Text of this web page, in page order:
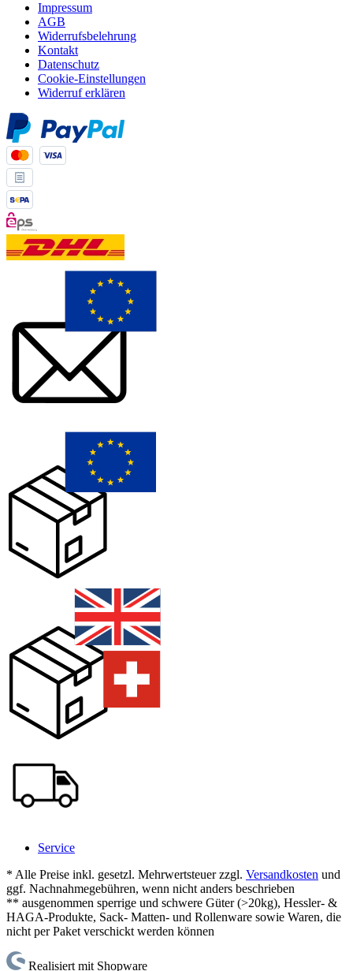
Impressum
AGB
Widerrufsbelehrung
Kontakt
Datenschutz
Cookie-Einstellungen
Widerruf erklären
Service
* Alle Preise inkl. gesetzl. Mehrwertsteuer zzgl. Versandkosten und
ggf. Nachnahmegebühren, wenn nicht anders beschrieben
** ausgenommen sperrige und schwere Güter (>20kg), Hessler- &
HAGA-Produkte, Sack- Matten- und Rollenware sowie Waren, die
nicht per Paket verschickt werden können
Realisiert mit Shopware